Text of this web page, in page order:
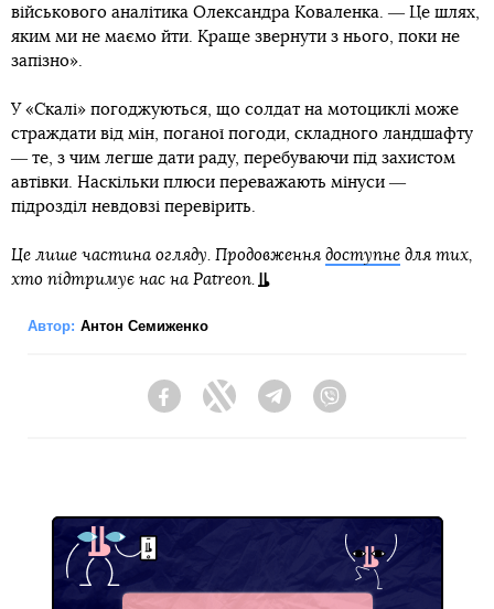
військового аналітика Олександра Коваленка. ― Це шлях,
яким ми не маємо йти. Краще звернути з нього, поки не
запізно».
У «Скалі» погоджуються, що солдат на мотоциклі може
страждати від мін, поганої погоди, складного ландшафту
― те, з чим легше дати раду, перебуваючи під захистом
автівки. Наскільки плюси переважають мінуси ―
підрозділ невдовзі перевірить.
Це лише частина огляду. Продовження доступне для тих,
хто підтримує нас на Patreon.
Автор: Антон Семиженко
FacebookTwitter Telegram